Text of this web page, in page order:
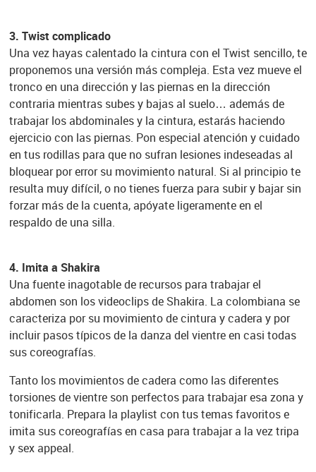
3. Twist complicado
Una vez hayas calentado la cintura con el Twist sencillo, te
proponemos una versión más compleja. Esta vez mueve el
tronco en una dirección y las piernas en la dirección
contraria mientras subes y bajas al suelo… además de
trabajar los abdominales y la cintura, estarás haciendo
ejercicio con las piernas. Pon especial atención y cuidado
en tus rodillas para que no sufran lesiones indeseadas al
bloquear por error su movimiento natural. Si al principio te
resulta muy difícil, o no tienes fuerza para subir y bajar sin
forzar más de la cuenta, apóyate ligeramente en el
respaldo de una silla.
4. Imita a Shakira
Una fuente inagotable de recursos para trabajar el
abdomen son los videoclips de Shakira. La colombiana se
caracteriza por su movimiento de cintura y cadera y por
incluir pasos típicos de la danza del vientre en casi todas
sus coreografías.
Tanto los movimientos de cadera como las diferentes
torsiones de vientre son perfectos para trabajar esa zona y
tonificarla. Prepara la playlist con tus temas favoritos e
imita sus coreografías en casa para trabajar a la vez tripa
y sex appeal.